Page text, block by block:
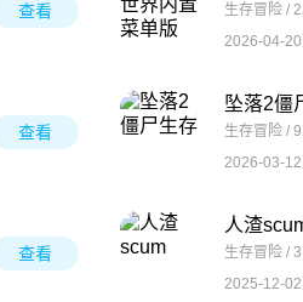
查看
生存冒险 /
2026-04-
查看
坠落2僵
生存冒险 /
2026-03-
查看
人渣
生存冒险 /
2025-12-